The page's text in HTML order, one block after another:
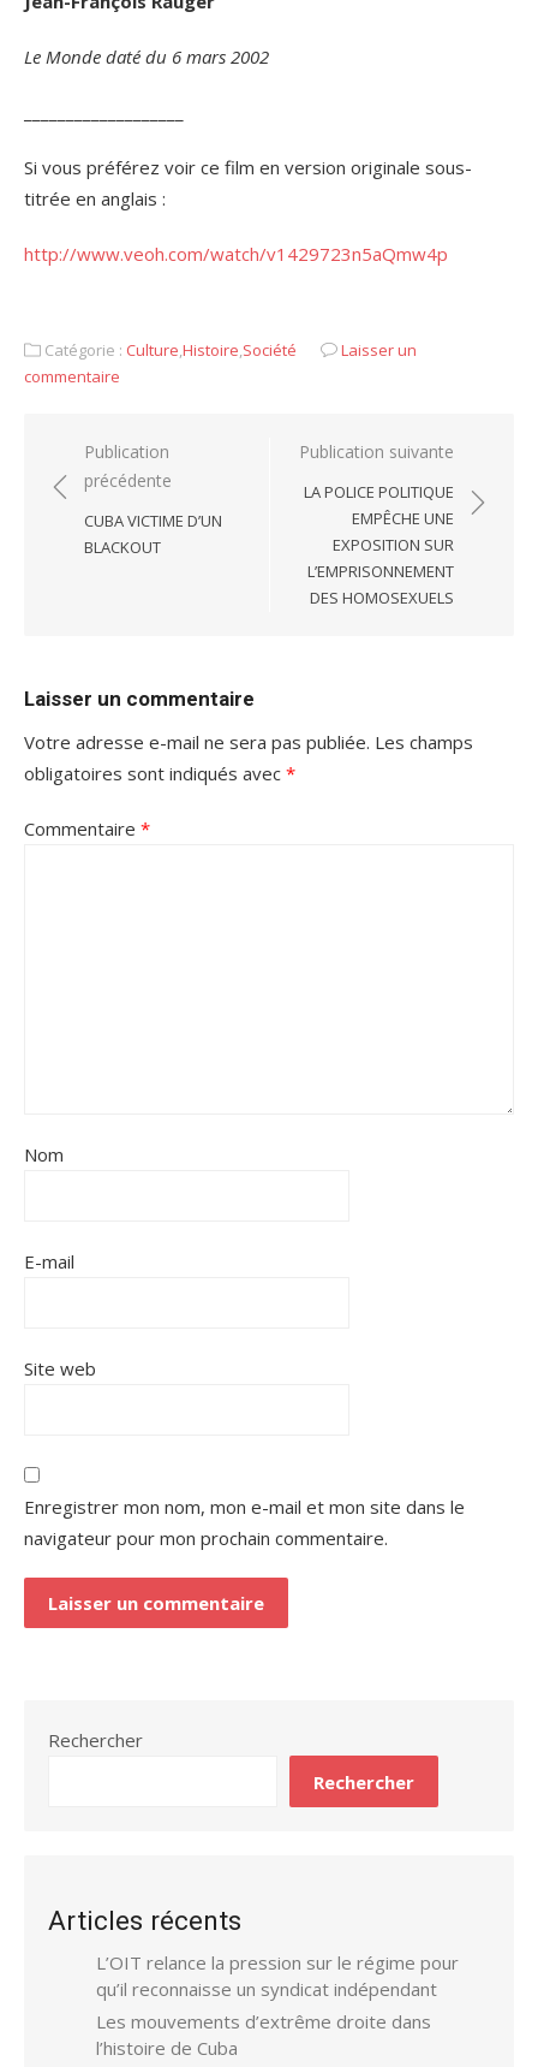
Le Monde daté du 6 mars 2002
Si vous préférez voir ce film en version originale sous-
titrée en anglais :
http://www.veoh.com/watch/v1429723n5aQmw4p
Catégorie : Culture,Histoire,Société
Laisser un
commentaire
Navigation
de
l’article
Publication
précédente
CUBA VICTIME D’UN
BLACKOUT
Publication suivante
LA POLICE POLITIQUE
EMPÊCHE UNE
EXPOSITION SUR
L’EMPRISONNEMENT
DES HOMOSEXUELS
Laisser un commentaire
Votre adresse e-mail ne sera pas publiée. Les champs
obligatoires sont indiqués avec *
Commentaire *
Nom
E-mail
Site web
Enregistrer mon nom, mon e-mail et mon site dans le
navigateur pour mon prochain commentaire.
Rechercher
Rechercher
Articles récents
L’OIT relance la pression sur le régime pour
qu’il reconnaisse un syndicat indépendant
Les mouvements d’extrême droite dans
l’histoire de Cuba